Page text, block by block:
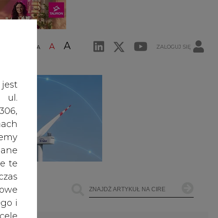
A A A ZALOGUJ SIĘ
ul.
te
i